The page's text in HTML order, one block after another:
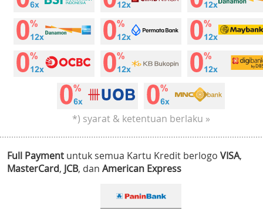
*) syarat & ketentuan berlaku »
Full Payment untuk semua Kartu Kredit berlogo VISA,
MasterCard, JCB, dan American Express